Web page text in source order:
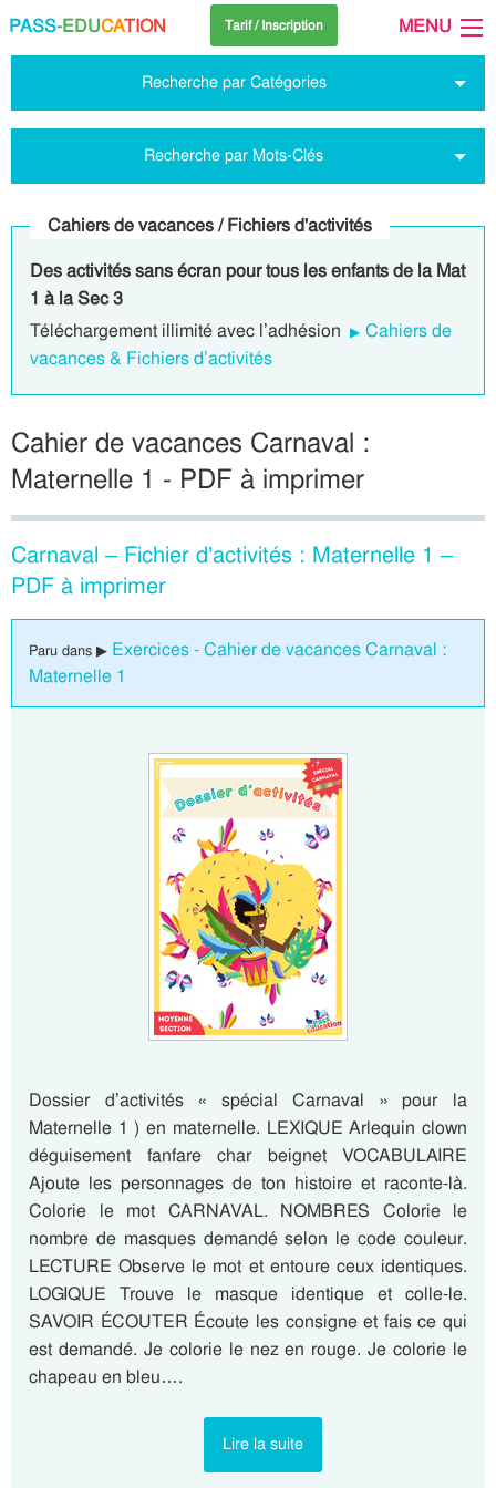
PASS-EDUCATION Tarif / Inscription MENU
Recherche par Catégories
Recherche par Mots-Clés
Cahiers de vacances / Fichiers d'activités
Des activités sans écran pour tous les enfants de la Mat
1 à la Sec 3
Téléchargement illimité avec l’adhésion
Cahiers de
vacances & Fichiers d’activités
Cahier de vacances Carnaval :
Maternelle 1 - PDF à imprimer
Carnaval – Fichier d’activités : Maternelle 1 –
PDF à imprimer
Paru dans ▶ Exercices - Cahier de vacances Carnaval :
Maternelle 1
Dossier d’activités « spécial Carnaval » pour la
Maternelle 1 ) en maternelle. LEXIQUE Arlequin clown
déguisement fanfare char beignet VOCABULAIRE
Ajoute les personnages de ton histoire et raconte-là.
Colorie le mot CARNAVAL. NOMBRES Colorie le
nombre de masques demandé selon le code couleur.
LECTURE Observe le mot et entoure ceux identiques.
LOGIQUE Trouve le masque identique et colle-le.
SAVOIR ÉCOUTER Écoute les consigne et fais ce qui
est demandé. Je colorie le nez en rouge. Je colorie le
chapeau en bleu….
Lire la suite